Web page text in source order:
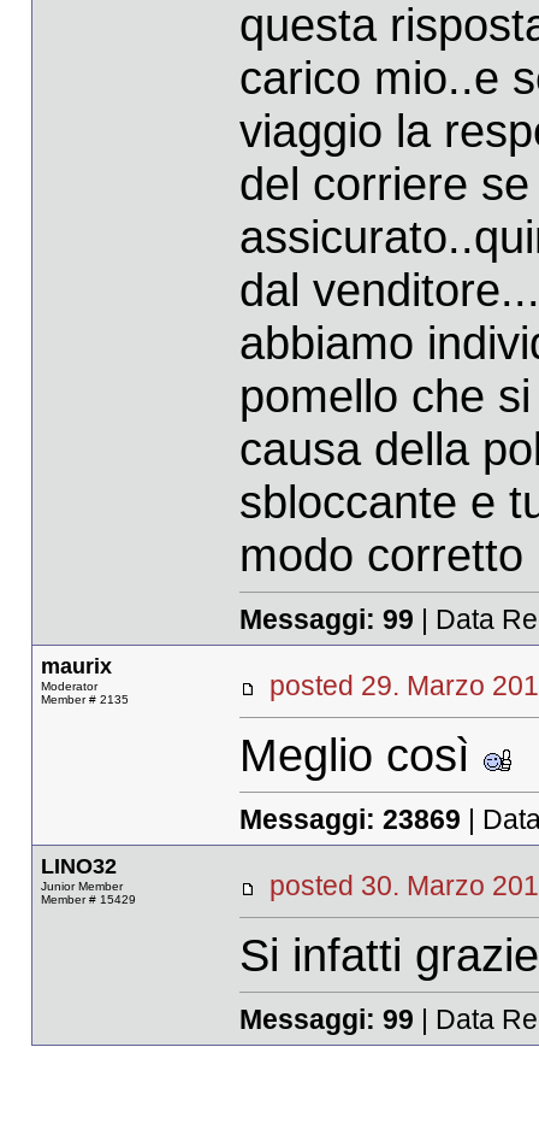
questa
carico mio..e
viaggio la
del corriere
dal
abbiamo
pomello che
causa della
sbloccante e
modo corretto
Messaggi: 99 | Data
maurix
Moderator
Member # 2135
posted 29. Marzo
Meglio così
Messaggi: 23869 |
LINO32
Junior Member
Member # 15429
posted 30. Marzo
Si infatti
Messaggi: 99 | Data